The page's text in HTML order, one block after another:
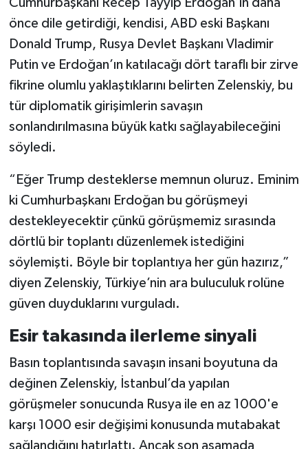
önce dile getirdiği, kendisi, ABD eski Başkanı
Donald Trump, Rusya Devlet Başkanı Vladimir
Putin ve Erdoğan’ın katılacağı dört taraflı bir zirve
fikrine olumlu yaklaştıklarını belirten Zelenskiy, bu
tür diplomatik girişimlerin savaşın
sonlandırılmasına büyük katkı sağlayabileceğini
söyledi.
“Eğer Trump desteklerse memnun oluruz. Eminim
ki Cumhurbaşkanı Erdoğan bu görüşmeyi
destekleyecektir çünkü görüşmemiz sırasında
dörtlü bir toplantı düzenlemek istediğini
söylemişti. Böyle bir toplantıya her gün hazırız,”
diyen Zelenskiy, Türkiye’nin ara buluculuk rolüne
güven duyduklarını vurguladı.
Esir takasında ilerleme sinyali
Basın toplantısında savaşın insani boyutuna da
değinen Zelenskiy, İstanbul’da yapılan
görüşmeler sonucunda Rusya ile en az 1000'e
karşı 1000 esir değişimi konusunda mutabakat
sağlandığını hatırlattı. Ancak son aşamada